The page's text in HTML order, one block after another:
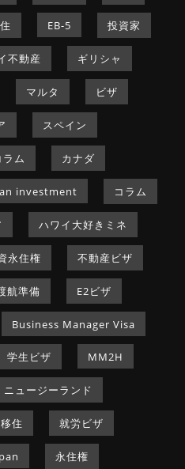
EB-5 投資家
不動産 ギリシャ
マルタ ビザ
スペイン
ム カナダ
investment コラム
ハワイ大好きミネ
永住権 不動産ビザ
航準備 E2ビザ
Business Manager Visa
学生ビザ MM2H
ニュージーランド
住 就労ビザ
永住権